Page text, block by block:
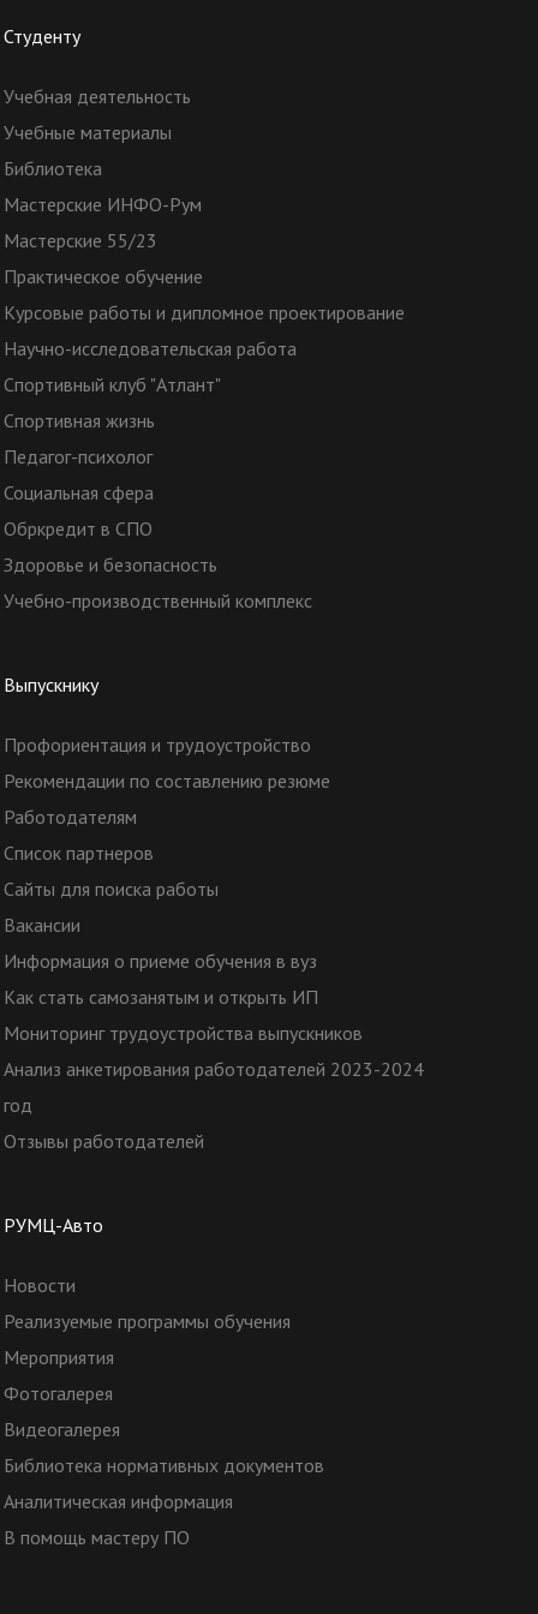
Студенту
Учебная деятельность
Учебные материалы
Библиотека
Мастерские ИНФО-Рум
Мастерские 55/23
Практическое обучение
Курсовые работы и дипломное проектирование
Научно-исследовательская работа
Спортивный клуб "Атлант"
Спортивная жизнь
Педагог-психолог
Социальная сфера
Обркредит в СПО
Здоровье и безопасность
Учебно-производственный комплекс
Выпускнику
Профориентация и трудоустройство
Рекомендации по составлению резюме
Работодателям
Список партнеров
Сайты для поиска работы
Вакансии
Информация о приеме обучения в вуз
Как стать самозанятым и открыть ИП
Мониторинг трудоустройства выпускников
Анализ анкетирования работодателей 2023-2024
год
Отзывы работодателей
РУМЦ-Авто
Новости
Реализуемые программы обучения
Мероприятия
Фотогалерея
Видеогалерея
Библиотека нормативных документов
Аналитическая информация
В помощь мастеру ПО